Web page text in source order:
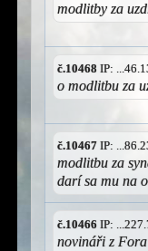
modlitby za
č.10468 IP:
o modlitbu za
č.10467 IP:
modlitbu za
darí sa mu na
č.10466 IP:
novináři z